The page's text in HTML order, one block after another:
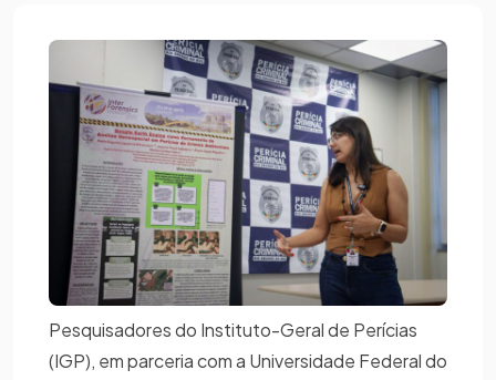
Pesquisadores do Instituto-Geral de Perícias
(IGP), em parceria com a Universidade Federal do